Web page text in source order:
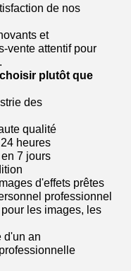
de nos
et
vente attentif pour
plutôt que
des
qualité
heures
7 jours
d'effets prêtes
professionnel
les images, les
d'un an